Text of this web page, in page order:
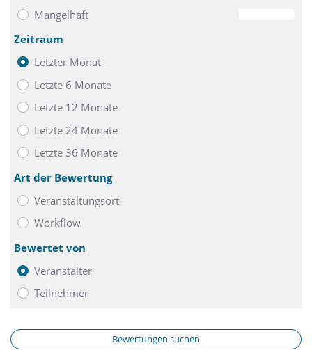
Mangelhaft
Zeitraum
Letzter Monat
Letzte 6 Monate
Letzte 12 Monate
Letzte 24 Monate
Letzte 36 Monate
Art der Bewertung
Veranstaltungsort
Workflow
Bewertet von
Veranstalter
Teilnehmer
Bewertungen suchen